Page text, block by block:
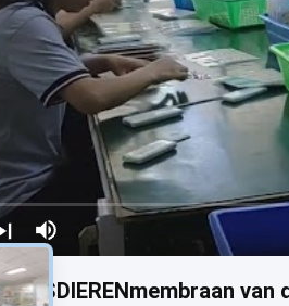
HUISDIERENmembraan